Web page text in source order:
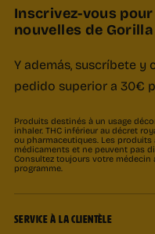
Inscrivez-vous
nouvelles de
Y además, suscríbete y
pedido superior a 30€
Produits destinés à un usage
inhaler. THC inférieur au décret
ou pharmaceutiques. Les
médicaments et ne peuvent pas
Consultez toujours votre
programme.
SERVICE À LA CLIENTÈLE